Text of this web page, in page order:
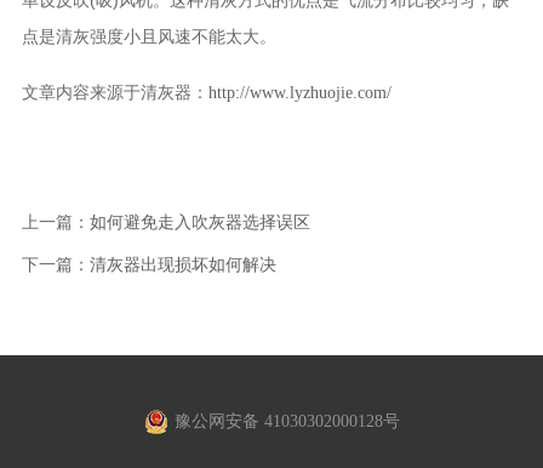
点是清灰强度小且风速不能太大。
文章内容来源于清灰器： http://www.lyzhuojie.com/
上一篇： 如何避免走入吹灰器选择误区
下一篇： 清灰器出现损坏如何解决
豫公网安备 41030302000128号